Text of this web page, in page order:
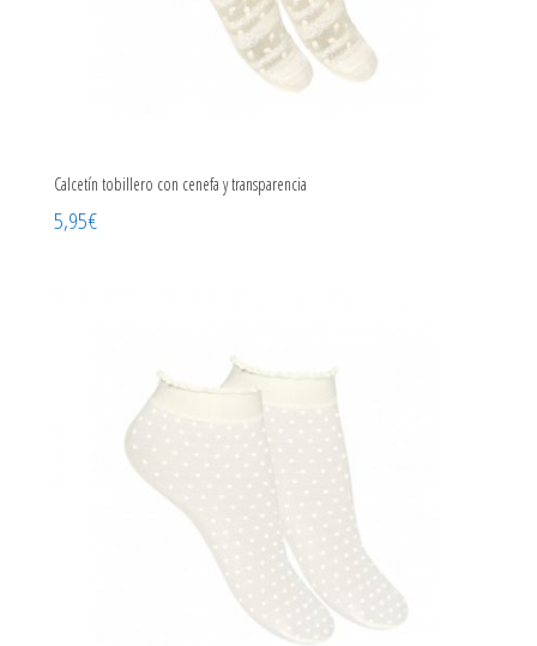
Calcetín tobillero con cenefa y transparencia
5,95€